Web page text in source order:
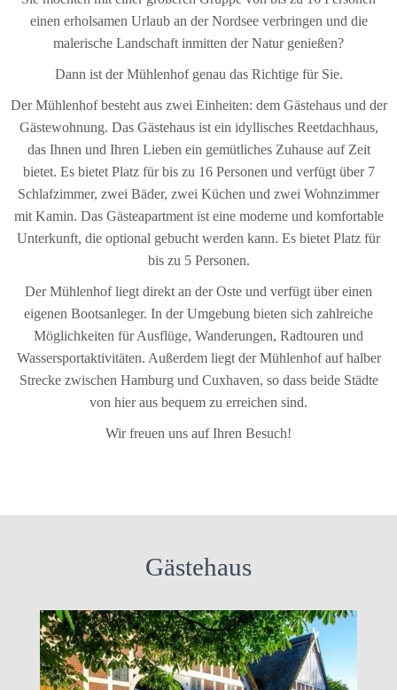
einen erholsamen Urlaub an der Nordsee verbringen und die
malerische Landschaft inmitten der Natur genießen?
Dann ist der Mühlenhof genau das Richtige für Sie.
Der Mühlenhof besteht aus zwei Einheiten: dem Gästehaus und der
Gästewohnung. Das Gästehaus ist ein idyllisches Reetdachhaus,
das Ihnen und Ihren Lieben ein gemütliches Zuhause auf Zeit
bietet. Es bietet Platz für bis zu 16 Personen und verfügt über 7
Schlafzimmer, zwei Bäder, zwei Küchen und zwei Wohnzimmer
mit Kamin. Das Gästeapartment ist eine moderne und komfortable
Unterkunft, die optional gebucht werden kann. Es bietet Platz für
bis zu 5 Personen.
Der Mühlenhof liegt direkt an der Oste und verfügt über einen
eigenen Bootsanleger. In der Umgebung bieten sich zahlreiche
Möglichkeiten für Ausflüge, Wanderungen, Radtouren und
Wassersportaktivitäten. Außerdem liegt der Mühlenhof auf halber
Strecke zwischen Hamburg und Cuxhaven, so dass beide Städte
von hier aus bequem zu erreichen sind.
Wir freuen uns auf Ihren Besuch!
Gästehaus